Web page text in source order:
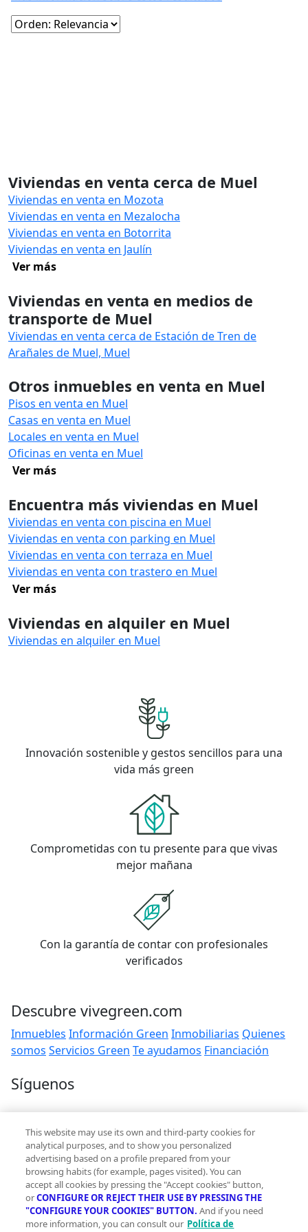
Viviendas en venta cerca de Muel
Viviendas en venta en Mozota
Viviendas en venta en Mezalocha
Viviendas en venta en Botorrita
Viviendas en venta en Jaulín
Ver más
Viviendas en venta en medios de
transporte de Muel
Viviendas en venta cerca de Estación de Tren de
Arañales de Muel, Muel
Otros inmuebles en venta en Muel
Pisos en venta en Muel
Casas en venta en Muel
Locales en venta en Muel
Oficinas en venta en Muel
Ver más
Encuentra más viviendas en Muel
Viviendas en venta con piscina en Muel
Viviendas en venta con parking en Muel
Viviendas en venta con terraza en Muel
Viviendas en venta con trastero en Muel
Ver más
Viviendas en alquiler en Muel
Viviendas en alquiler en Muel
Innovación sostenible y gestos sencillos para una
vida más green
Comprometidas con tu presente para que vivas
mejor mañana
Con la garantía de contar con profesionales
verificados
Descubre vivegreen.com
Inmuebles Información Green Inmobiliarias Quienes
somos Servicios Green Te ayudamos Financiación
Síguenos
Contacto
hola@vivegreen.com
Aviso Legal
This website may use its own and third-party cookies for
analytical purposes, and to show you personalized
advertising based on a profile prepared from your
browsing habits (for example, pages visited). You can
accept all cookies by pressing the "Accept cookies" button,
orCONFIGURE OR REJECT THEIR USE BY PRESSING THE
"CONFIGURE YOUR COOKIES" BUTTON. And if you need
more information, you can consult our Política de